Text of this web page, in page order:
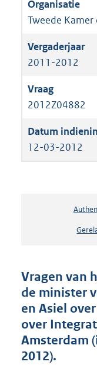
Tweede
2011-2012
2012Z04882
12-03-2012
Vragen van
de minister
en Asiel
over
Amsterdam
2012).